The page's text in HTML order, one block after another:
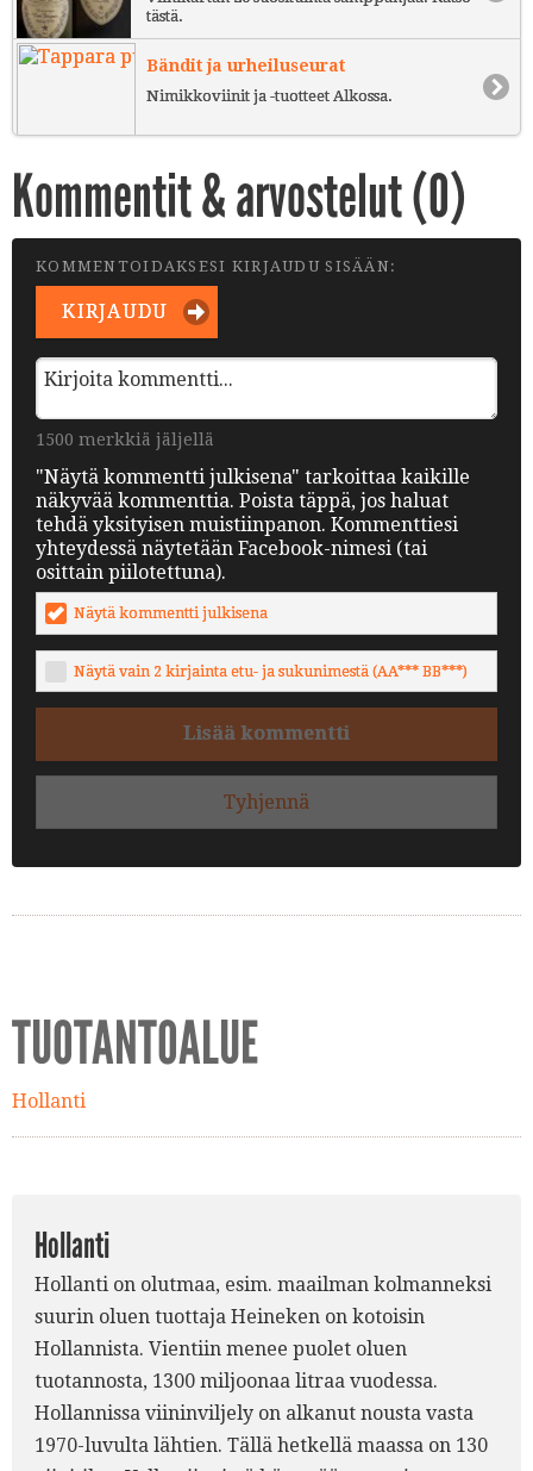
tästä.
Bändit ja urheiluseurat
Nimikkoviinit ja -tuotteet Alkossa.
Kommentit & arvostelut (0)
KOMMENTOIDAKSESI KIRJAUDU SISÄÄN:
KIRJAUDU
1500 merkkiä jäljellä
"Näytä kommentti julkisena" tarkoittaa kaikille
näkyvää kommenttia. Poista täppä, jos haluat
tehdä yksityisen muistiinpanon. Kommenttiesi
yhteydessä näytetään Facebook-nimesi (tai
osittain piilotettuna).
Näytä kommentti julkisena
Näytä vain 2 kirjainta etu- ja sukunimestä (AA*** BB***)
Lisää kommentti
Tyhjennä
TUOTANTOALUE
Hollanti
Hollanti
Hollanti on olutmaa, esim. maailman kolmanneksi
suurin oluen tuottaja Heineken on kotoisin
Hollannista. Vientiin menee puolet oluen
tuotannosta, 1300 miljoonaa litraa vuodessa.
Hollannissa viininviljely on alkanut nousta vasta
1970-luvulta lähtien. Tällä hetkellä maassa on 130